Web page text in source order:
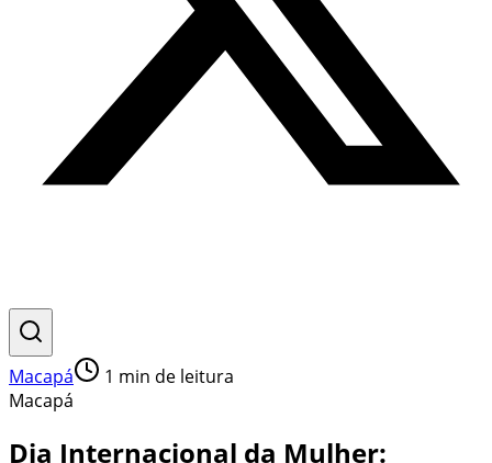
Macapá 1 min de leitura
Macapá
Dia Internacional da Mulher: